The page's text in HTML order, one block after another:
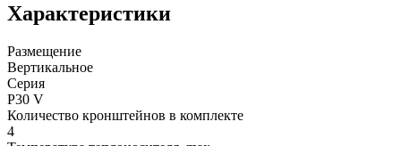
Характеристики
Размещение
Вертикальное
Серия
P30 V
Количество кронштейнов в комплекте
4